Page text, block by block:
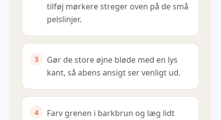
tilføj mørkere streger oven på de små
pelslinjer.
Gør de store øjne bløde med en lys
kant, så abens ansigt ser venligt ud.
Farv grenen i barkbrun og læg lidt